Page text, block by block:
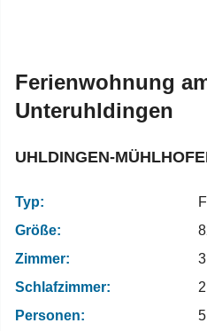
Ferienwohnung
Unteruhldingen
UHLDINGEN-
Typ:
Größe:
Zimmer:
3
Schlafzimmer:
2
Personen:
5